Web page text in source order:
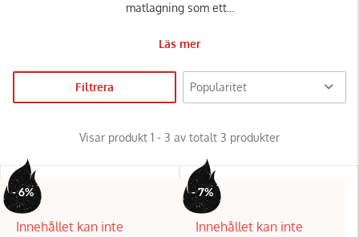
matlagning som ett...
Läs mer
Filtrera
Visar produkt 1 - 3 av totalt 3 produkter
- 6%
Innehållet kan inte
- 7%
Innehållet kan inte